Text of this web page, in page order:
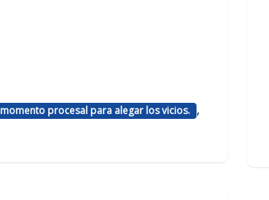
momento procesal para alegar los vicios. ,